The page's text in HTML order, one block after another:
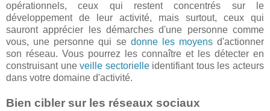
opérationnels, ceux qui restent concentrés sur le
développement de leur activité, mais surtout, ceux qui
sauront apprécier les démarches d'une personne comme
vous, une personne qui se donne les moyensd'actionner
son réseau. Vous pourrez les connaître et les détecter en
construisant uneveille sectorielleidentifiant tous les acteurs
dans votre domaine d'activité.
Bien cibler sur les réseaux sociaux